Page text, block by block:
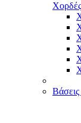
Χορδές